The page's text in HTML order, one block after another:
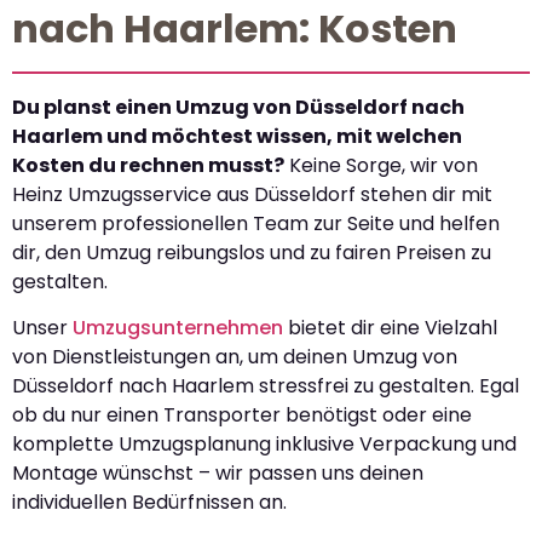
nach Haarlem: Kosten
Du planst einen Umzug von Düsseldorf nach
Haarlem und möchtest wissen, mit welchen
Kosten du rechnen musst? Keine Sorge, wir von
Heinz Umzugsservice aus Düsseldorf stehen dir mit
unserem professionellen Team zur Seite und helfen
dir, den Umzug reibungslos und zu fairen Preisen zu
gestalten.
Unser Umzugsunternehmen bietet dir eine Vielzahl
von Dienstleistungen an, um deinen Umzug von
Düsseldorf nach Haarlem stressfrei zu gestalten. Egal
ob du nur einen Transporter benötigst oder eine
komplette Umzugsplanung inklusive Verpackung und
Montage wünschst – wir passen uns deinen
individuellen Bedürfnissen an.